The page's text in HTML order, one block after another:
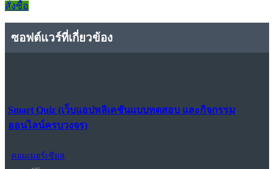
สั่งซื้อ
ซอฟต์แวร์ที่เกี่ยวข้อง
Smart Quiz (เว็บแอปพลิเคชันแบบทดสอบ และกิจกรรม
ออนไลน์ครบวงจร)
คอมเมอร์เชียล